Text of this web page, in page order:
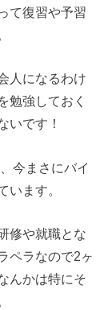
て復習や予習
人になるわけ
勉強しておく
いです！
今まさにバイ
います。
修や就職とな
ペラなので2ヶ
んかは特にそ